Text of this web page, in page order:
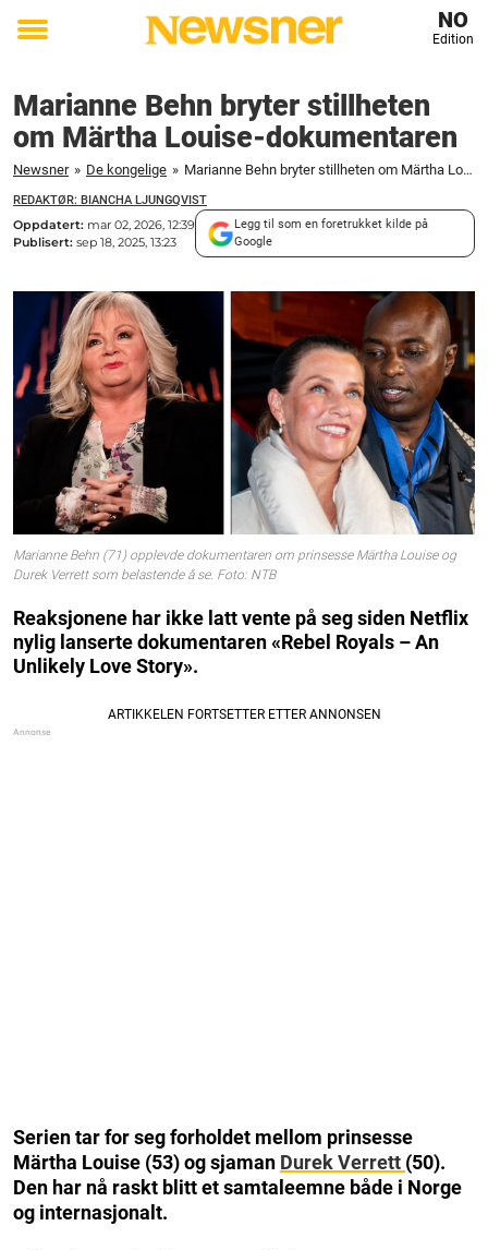
Toggle
NO
Edition
Marianne Behn bryter stillheten
om Märtha Louise-dokumentaren
Newsner » De kongelige » Marianne Behn bryter stillheten om Märtha Louise-dokumentaren
REDAKTØR: BIANCHA LJUNGQVIST
Oppdatert: mar 02, 2026, 12:39
Publisert: sep 18, 2025, 13:23
Legg til som en foretrukket kilde på
Google
Marianne Behn (71) opplevde dokumentaren om prinsesse Märtha Louise og
Durek Verrett som belastende å se. Foto: NTB
Reaksjonene har ikke latt vente på seg siden Netflix
nylig lanserte dokumentaren «Rebel Royals – An
Unlikely Love Story».
Serien tar for seg forholdet mellom prinsesse
Märtha Louise (53) og sjaman Durek Verrett (50).
Den har nå raskt blitt et samtaleemne både i Norge
og internasjonalt.